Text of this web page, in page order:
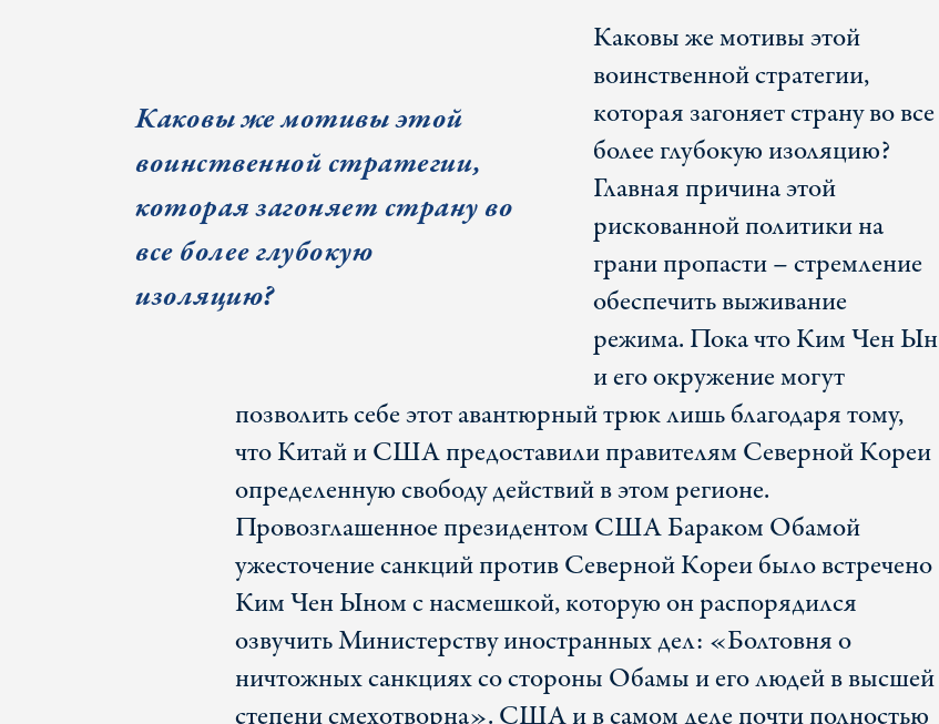
Каковы же мотивы этой
воинственной стратегии,
которая загоняет страну во
все более глубокую
изоляцию?
Каковы же мотивы этой
воинственной стратегии,
которая загоняет страну во все
более глубокую изоляцию?
Главная причина этой
рискованной политики на
грани пропасти – стремление
обеспечить выживание
режима. Пока что Ким Чен Ын
и его окружение могут
позволить себе этот авантюрный трюк лишь благодаря тому,
что Китай и США предоставили правителям Северной Кореи
определенную свободу действий в этом регионе.
Провозглашенное президентом США Бараком Обамой
ужесточение санкций против Северной Кореи было встречено
Ким Чен Ыном с насмешкой, которую он распорядился
озвучить Министерству иностранных дел: «Болтовня о
ничтожных санкциях со стороны Обамы и его людей в высшей